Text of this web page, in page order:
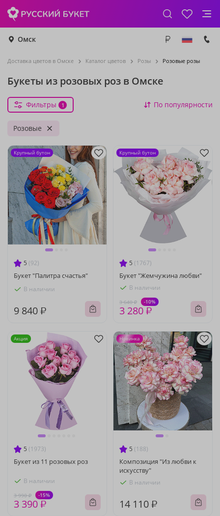
Омск
Доставка цветов в Омске Каталог цветов Розы Розовые розы
Букеты из розовых роз в Омске
Фильтры 1 По популярности
Розовые
5 (92)
Букет "Палитра счастья"
В наличии
9 840 ₽
Крупный бутон
5 (1767)
Букет "Жемчужина любви"
В наличии
3 640 ₽ -10%
3 280 ₽
Крупный бутон
5 (1973)
Букет из 11 розовых роз
В наличии
3 990 ₽ -15%
3 390 ₽
Акция
5 (188)
Композиция "Из любви к
искусству"
В наличии
14 110 ₽
Новинка